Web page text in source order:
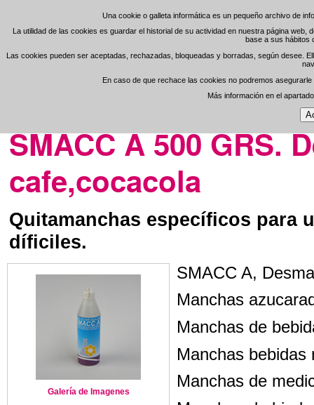
Una cookie o galleta informática es un pequeño archivo de
La utilidad de las cookies es guardar el historial de su actividad en nuestra página
base a sus hábitos
Las cookies pueden ser aceptadas, rechazadas, bloqueadas y borradas, según desee.
En caso de que rechace las cookies no podremos
Más información en el
Una cookie o galleta informática es un pequeño archivo de
La utilidad de las cookies es guardar el historial de su actividad en nuestra página
base a sus hábitos
Las cookies pueden ser aceptadas, rechazadas, bloqueadas y borradas, según desee.
En caso de que rechace las cookies no podremos
Más información en el
Open Clean
SMACC A 500 GRS.
cafe,cocacola
Quitamanchas específicos para
díficiles.
Galería de Imagenes
SMACC A,
Manchas
Manchas de
Manchas
Manchas de
Regístrese-Área